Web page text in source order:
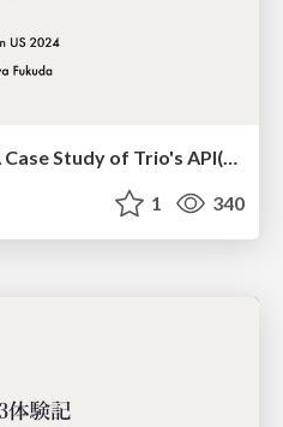
Event-Driven asyncio: A Case Study of Trio's API(PyCon US 2024)
1 340